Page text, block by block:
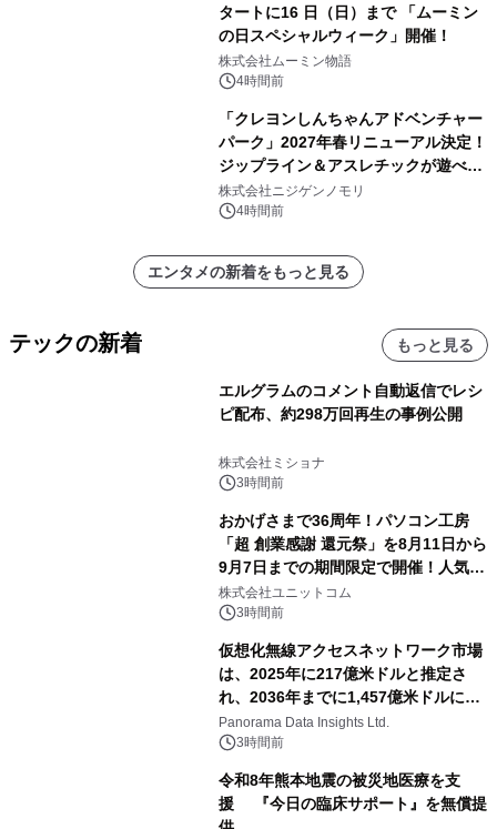
タートに16 日（日）まで 「ムーミン
の日スペシャルウィーク」開催！
株式会社ムーミン物語
4時間前
「クレヨンしんちゃんアドベンチャー
パーク」2027年春リニューアル決定！
ジップライン＆アスレチックが遊べる
のは今年が最後！ 「ラスト！ドキがム
ネムネ～大作戦！」始動
株式会社ニジゲンノモリ
4時間前
エンタメの新着をもっと見る
テックの新着 もっと見る
エルグラムのコメント自動返信でレシ
ピ配布、約298万回再生の事例公開
株式会社ミショナ
3時間前
おかげさまで36周年！パソコン工房
「超 創業感謝 還元祭」を8月11日から
9月7日までの期間限定で開催！人気の
ゲーミングPCや高性能ノートPCなど
対象iiyama PCのご購入で最大3万円分
相当を還元
株式会社ユニットコム
3時間前
仮想化無線アクセスネットワーク市場
は、2025年に217億米ドルと推定さ
れ、2036年までに1,457億米ドルに達
すると予測されており、予測期間
（2026年～2036年）
Panorama Data Insights Ltd.
3時間前
令和8年熊本地震の被災地医療を支
援 『今日の臨床サポート』を無償提